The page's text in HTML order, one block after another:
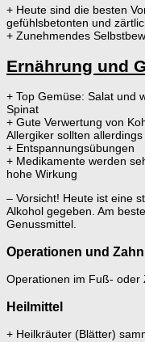
+ Heute sind die besten
gefühlsbetonten und
+ Zunehmendes
Ernährung und
+ Top Gemüse: Salat und
Spinat
+ Gute Verwertung von
Allergiker sollten
+ Entspannungsübungen
+ Medikamente werden
hohe Wirkung
– Vorsicht! Heute ist eine
Alkohol gegeben. Am
Genussmittel.
Operationen und
Operationen im Fuß- oder
Heilmittel
+ Heilkräuter (Blätter)